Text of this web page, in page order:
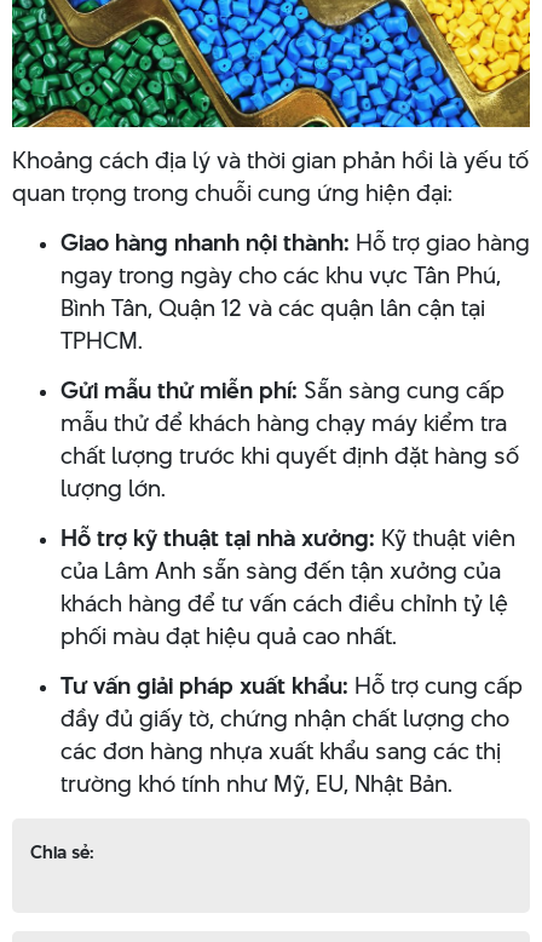
Khoảng cách địa lý và thời gian phản hồi là yếu tố
quan trọng trong chuỗi cung ứng hiện đại:
Giao hàng nhanh nội thành: Hỗ trợ giao hàng
ngay trong ngày cho các khu vực Tân Phú,
Bình Tân, Quận 12 và các quận lân cận tại
TPHCM.
Gửi mẫu thử miễn phí: Sẵn sàng cung cấp
mẫu thử để khách hàng chạy máy kiểm tra
chất lượng trước khi quyết định đặt hàng số
lượng lớn.
Hỗ trợ kỹ thuật tại nhà xưởng: Kỹ thuật viên
của Lâm Anh sẵn sàng đến tận xưởng của
khách hàng để tư vấn cách điều chỉnh tỷ lệ
phối màu đạt hiệu quả cao nhất.
Tư vấn giải pháp xuất khẩu: Hỗ trợ cung cấp
đầy đủ giấy tờ, chứng nhận chất lượng cho
các đơn hàng nhựa xuất khẩu sang các thị
trường khó tính như Mỹ, EU, Nhật Bản.
Chia sẻ: